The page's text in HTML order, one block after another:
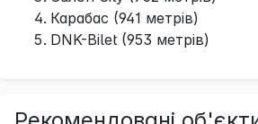
Карабас (941 метрів)
DNK-Bilet (953 метрів)